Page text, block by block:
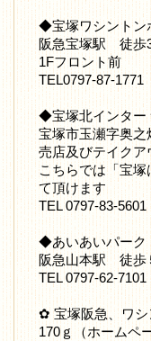
◆宝塚ワシントン
阪急宝塚駅 徒歩
1Fフロント前
TEL0797-87-1771
◆宝塚北インター
宝塚市玉瀬字奥之
売店及びテイク
こちらでは「宝塚
て頂けます
TEL 0797-83-5601
◆あいあいパーク
阪急山本駅 徒歩
TEL 0797-62-7101
✿ 宝塚阪急、ワシ
170ｇ（ホームペ